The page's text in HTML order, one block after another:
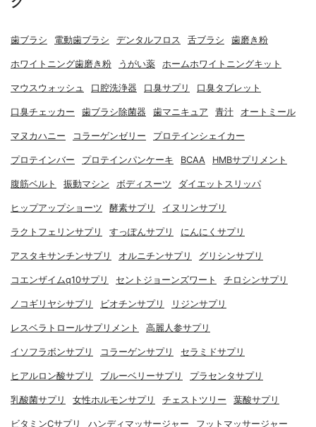
歯ブラシ 電動歯ブラシ デンタルフロス 舌ブラシ 歯磨き粉
ホワイトニング歯磨き粉 うがい薬 ホームホワイトニングキット
マウスウォッシュ 口腔洗浄器 口臭サプリ 口臭タブレット
口臭チェッカー 歯ブラシ除菌器 歯マニキュア 青汁 オートミール
マヌカハニー コラーゲンゼリー プロテインシェイカー
プロテインバー プロテインパンケーキ BCAA HMBサプリメント
腹筋ベルト 振動マシン ボディスーツ ダイエットスリッパ
ヒップアップショーツ 酵素サプリ イヌリンサプリ
ラクトフェリンサプリ すっぽんサプリ にんにくサプリ
アスタキサンチンサプリ オルニチンサプリ グリシンサプリ
コエンザイムq10サプリ セントジョーンズワート チロシンサプリ
ノコギリヤシサプリ ビオチンサプリ リジンサプリ
レスベラトロールサプリメント 高麗人参サプリ
イソフラボンサプリ コラーゲンサプリ セラミドサプリ
ヒアルロン酸サプリ ブルーベリーサプリ プラセンタサプリ
乳酸菌サプリ 女性ホルモンサプリ チェストツリー 葉酸サプリ
ビタミンCサプリ ハンディマッサージャー フットマッサージャー